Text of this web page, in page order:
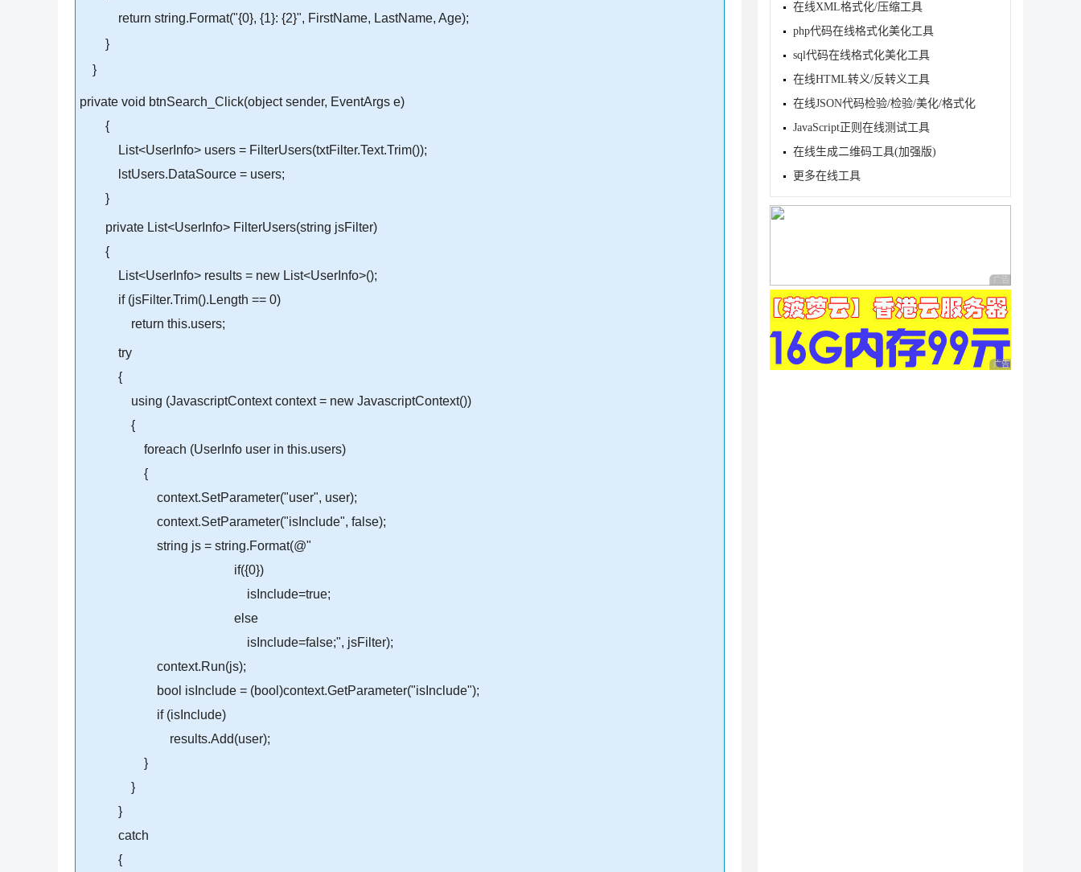
return string.Format("{0}, {1}: {2}", FirstName, LastName, Age);
}
}
private void btnSearch_Click(object sender, EventArgs e)
{
List<UserInfo> users = FilterUsers(txtFilter.Text.Trim());
lstUsers.DataSource = users;
}
private List<UserInfo> FilterUsers(string jsFilter)
{
List<UserInfo> results = new List<UserInfo>();
if (jsFilter.Trim().Length == 0)
return this.users;
try
{
using (JavascriptContext context = new JavascriptContext())
{
foreach (UserInfo user in this.users)
{
context.SetParameter("user", user);
context.SetParameter("isInclude", false);
string js = string.Format(@"
if({0})
isInclude=true;
else
isInclude=false;", jsFilter);
context.Run(js);
bool isInclude = (bool)context.GetParameter("isInclude");
if (isInclude)
results.Add(user);
}
}
}
catch
{
在线XML格式化/压缩工具
php代码在线格式化美化工具
sql代码在线格式化美化工具
在线HTML转义/反转义工具
在线JSON代码检验/检验/美化/格式化
JavaScript正则在线测试工具
在线生成二维码工具(加强版)
更多在线工具
广告 商业广告，理性
广告 商业广告，理性